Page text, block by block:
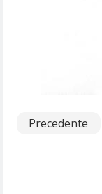
Precedente